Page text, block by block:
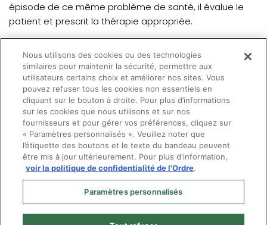
épisode de ce même problème de santé, il évalue le
patient et prescrit la thérapie appropriée.
Serai-je informé du changement?
Oui, vous serez informé de la prescription d’une thérapie
pour un nouvel épisode d’une conjonctivite allergique
pour laquelle vous aviez prescrit un médicament.
Nous utilisons des cookies ou des technologies
similaires pour maintenir la sécurité, permettre aux
utilisateurs certains choix et améliorer nos sites. Vous
pouvez refuser tous les cookies non essentiels en
cliquant sur le bouton à droite. Pour plus d’informations
sur les cookies que nous utilisons et sur nos
fournisseurs et pour gérer vos préférences, cliquez sur
« Paramètres personnalisés ». Veuillez noter que
l’étiquette des boutons et le texte du bandeau peuvent
être mis à jour ultérieurement. Pour plus d'information,
voir la politique de confidentialité de l'Ordre.
Paramètres personnalisés